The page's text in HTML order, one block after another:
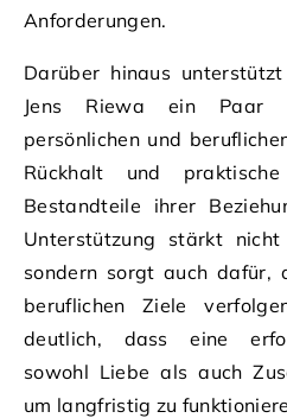
Anforderungen.
Darüber hinaus
Jens Riewa ein Paar
persönlichen und
Rückhalt und
Bestandteile ihrer
Unterstützung stärkt
sondern sorgt auch dafür,
beruflichen Ziele
deutlich, dass eine
sowohl Liebe als auch
um langfristig zu